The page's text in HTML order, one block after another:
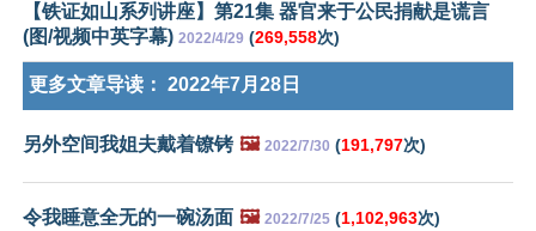
【铁证如山系列讲座】第21集 器官来于公民捐献是谎言
(图/视频中英字幕) 2022/4/29 (269,558次)
更多文章导读： 2022年7月28日
另外空间我姐夫戴着镣铐 🖼️ 2022/7/30 (191,797次)
令我睡意全无的一碗汤面 🖼️ 2022/7/25 (1,102,963次)